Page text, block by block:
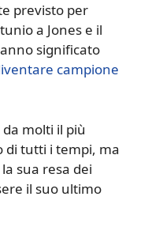
previsto per
a Jones e il
significato
campione
molti il ​​più
di tutti i tempi, ma
sua resa dei
il suo ultimo